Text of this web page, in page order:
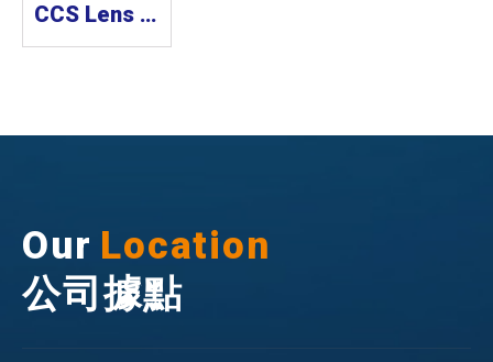
CCS Lens 工業鏡頭 SE-110-M Series
Our Location
公司據點